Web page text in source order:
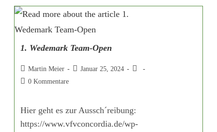
1. Wedemark Team-Open
Martin Meier
Januar 25, 2024
0 Kommentare
Hier geht es zur Aussch´reibung:
https://www.vfvconcordia.de/wp-